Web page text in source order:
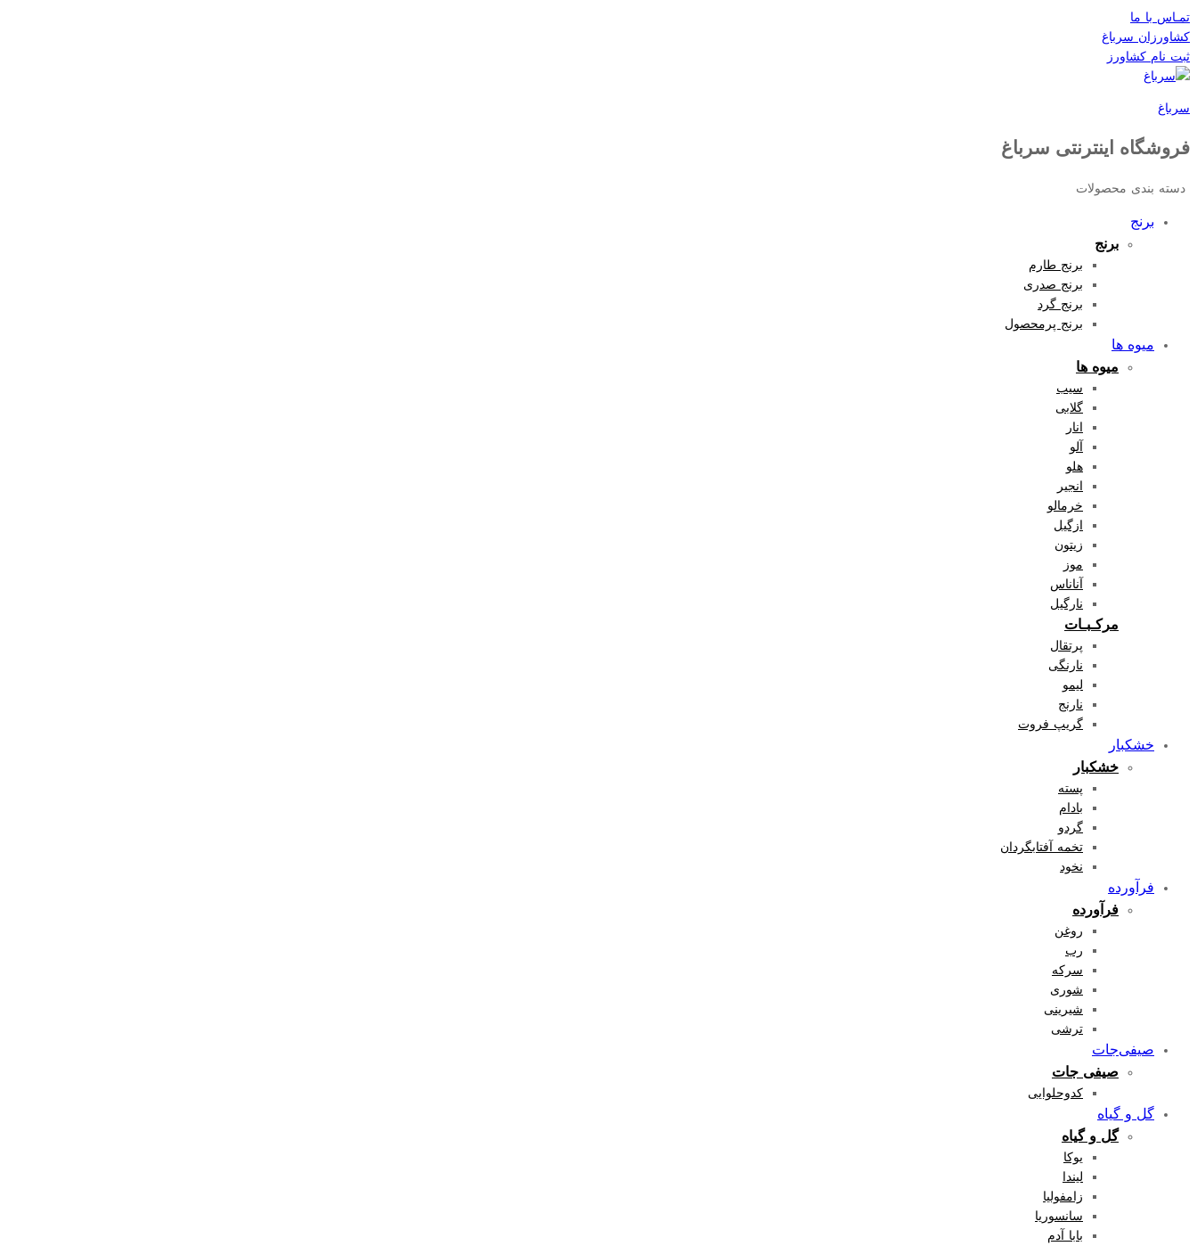
تمـاس با ما
کشاورزان سرباغ
ثبت نام کشاورز
سرباغ
فروشگاه اینترنتی سرباغ
دسته بندی محصولات
برنج
برنج
برنج طارم
برنج صدری
برنج گرد
برنج پرمحصول
میوه ها
میوه ها
سیب
گلابی
انار
آلو
هلو
انجیر
خرمالو
ازگیل
زیتون
موز
آناناس
نارگیل
مرکـبـات
پرتقال
نارنگی
لیمو
نارنج
گریپ فروت
خشکبار
خشکبار
پسته
بادام
گردو
تخمه آفتابگردان
نخود
فرآورده
فرآورده
روغن
رب
سرکه
شوری
شیرینی
ترشی
صیفی‌جات
صیفی جات
کدوحلوایی
گل و گیاه
گل و گیاه
یوکا
لیندا
زامفولیا
سانسوریا
بابا آدم